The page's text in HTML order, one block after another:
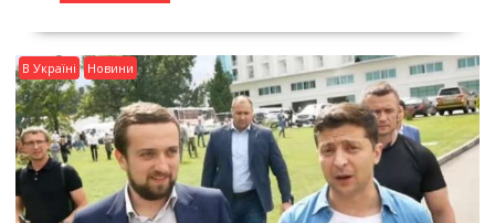
В Україні Новини